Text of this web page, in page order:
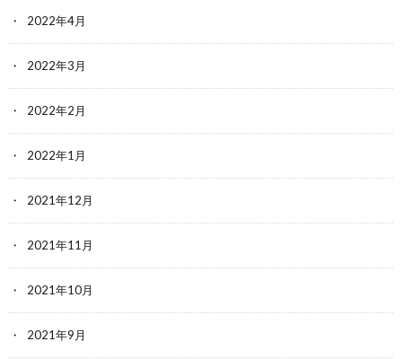
2022年4月
2022年3月
2022年2月
2022年1月
2021年12月
2021年11月
2021年10月
2021年9月